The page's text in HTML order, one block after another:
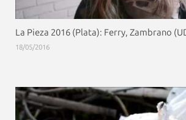
La Pieza 2016 (Plata): Ferry, Zambrano
18/05/2016